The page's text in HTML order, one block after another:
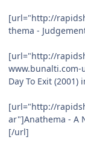
[url="http://
thema -
[url="http://
www.bunalti.com-
Day To Exit
[url="http://
ar"]Anathema - A
[/url]